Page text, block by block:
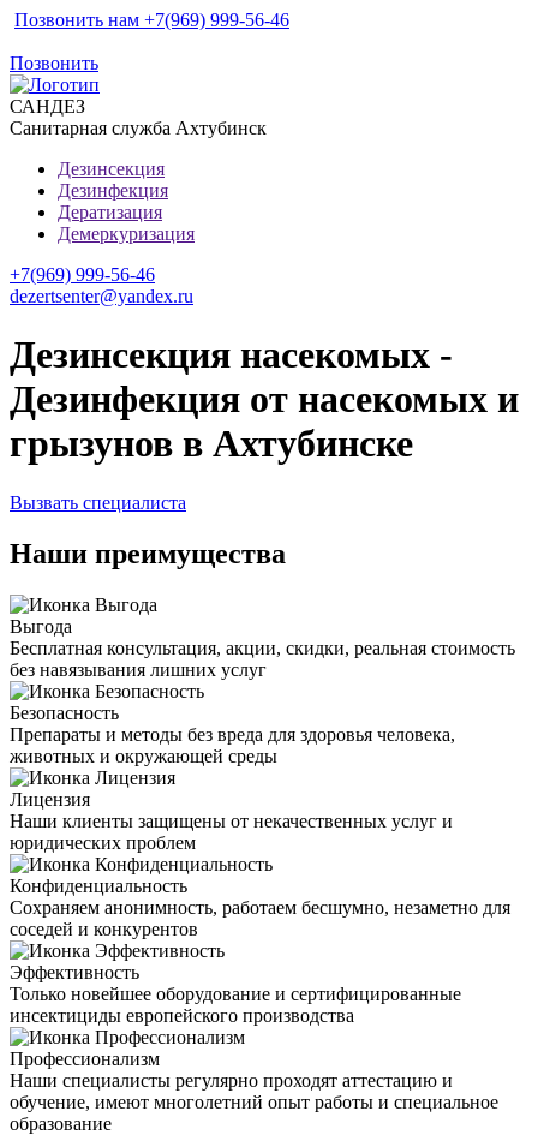
Позвонить нам +7(969) 999-56-46
Позвонить
САНДЕЗ
Санитарная служба Ахтубинск
Дезинсекция
Дезинфекция
Дератизация
Демеркуризация
+7(969) 999-56-46
dezertsenter@yandex.ru
Дезинсекция насекомых -
Дезинфекция от насекомых и
грызунов в Ахтубинске
Вызвать специалиста
Наши преимущества
Выгода
Бесплатная консультация, акции, скидки, реальная стоимость
без навязывания лишних услуг
Безопасность
Препараты и методы без вреда для здоровья человека,
животных и окружающей среды
Лицензия
Наши клиенты защищены от некачественных услуг и
юридических проблем
Конфиденциальность
Сохраняем анонимность, работаем бесшумно, незаметно для
соседей и конкурентов
Эффективность
Только новейшее оборудование и сертифицированные
инсектициды европейского производства
Профессионализм
Наши специалисты регулярно проходят аттестацию и
обучение, имеют многолетний опыт работы и специальное
образование